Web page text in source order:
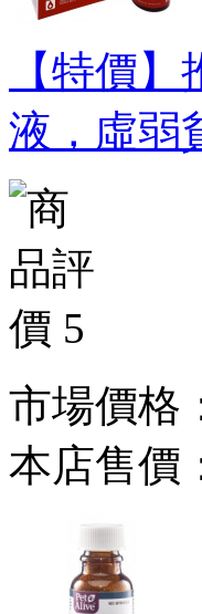
【特價
液，虛弱
市場價格
本店售價